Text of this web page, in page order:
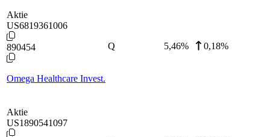
Aktie
US6819361006
890454
Omega Healthcare Invest.
Q 5,46% 0,18%
Aktie
US1890541097